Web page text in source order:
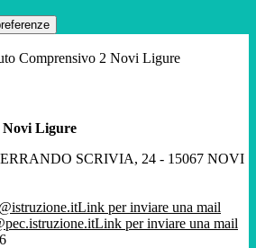
Comprensivo 2 Novi Ligure
Novi Ligure
SCRIVIA, 24 - 15067 NOVI
Link per inviare una mail
Link per inviare una mail